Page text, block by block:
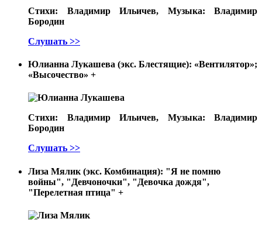
Стихи: Владимир Ильичев, Музыка: Владимир
Бородин
Слушать >>
Юлианна Лукашева (экс. Блестящие): «Вентилятор»;
«Высочество» +
Стихи: Владимир Ильичев, Музыка: Владимир
Бородин
Слушать >>
Лиза Мялик (экс. Комбинация): "Я не помню
войны", "Девчоночки", "Девочка дождя",
"Перелетная птица" +